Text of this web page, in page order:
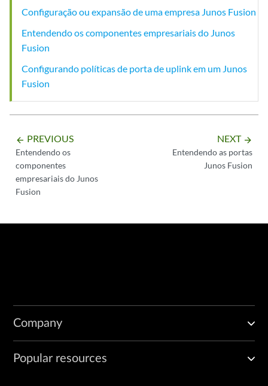
Configuração ou expansão de uma empresa Junos Fusion
Entendendo os componentes empresariais do Junos
Fusion
Configurando políticas de porta de uplink em um Junos
Fusion
arrow_backward PREVIOUS
Entendendo os
componentes
empresariais do Junos
Fusion
NEXT arrow_forward
Entendendo as portas
Junos Fusion
Company
Popular resources